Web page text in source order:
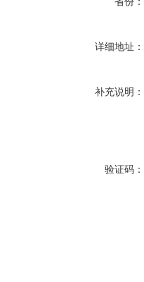
详细地址：
补充说明：
验证码：